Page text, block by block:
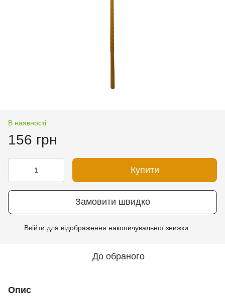
В наявності
156 грн
Купити
Замовити швидко
Ввійти для відображення накопичувальної знижки
До обраного
Опис